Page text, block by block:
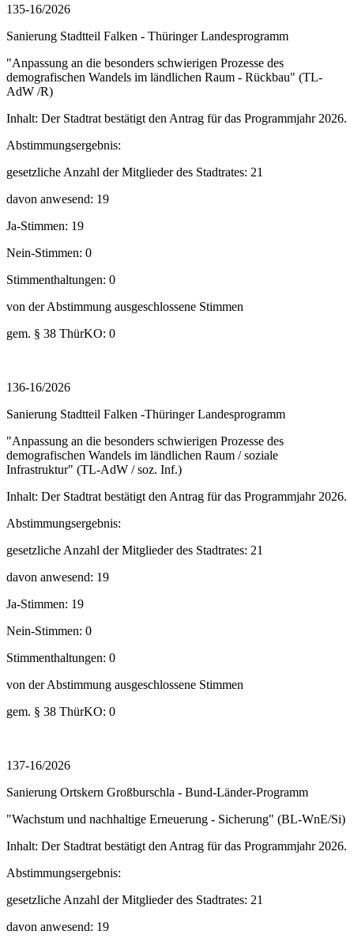
135-16/2026
Sanierung Stadtteil Falken - Thüringer Landesprogramm
"Anpassung an die besonders schwierigen Prozesse des
demografischen Wandels im ländlichen Raum - Rückbau" (TL-
AdW /R)
Inhalt: Der Stadtrat bestätigt den Antrag für das Programmjahr 2026.
Abstimmungsergebnis:
gesetzliche Anzahl der Mitglieder des Stadtrates: 21
davon anwesend: 19
Ja-Stimmen: 19
Nein-Stimmen: 0
Stimmenthaltungen: 0
von der Abstimmung ausgeschlossene Stimmen
gem. § 38 ThürKO: 0
136-16/2026
Sanierung Stadtteil Falken -Thüringer Landesprogramm
"Anpassung an die besonders schwierigen Prozesse des
demografischen Wandels im ländlichen Raum / soziale
Infrastruktur" (TL-AdW / soz. Inf.)
Inhalt: Der Stadtrat bestätigt den Antrag für das Programmjahr 2026.
Abstimmungsergebnis:
gesetzliche Anzahl der Mitglieder des Stadtrates: 21
davon anwesend: 19
Ja-Stimmen: 19
Nein-Stimmen: 0
Stimmenthaltungen: 0
von der Abstimmung ausgeschlossene Stimmen
gem. § 38 ThürKO: 0
137-16/2026
Sanierung Ortskern Großburschla - Bund-Länder-Programm
"Wachstum und nachhaltige Erneuerung - Sicherung" (BL-WnE/Si)
Inhalt: Der Stadtrat bestätigt den Antrag für das Programmjahr 2026.
Abstimmungsergebnis:
gesetzliche Anzahl der Mitglieder des Stadtrates: 21
davon anwesend: 19